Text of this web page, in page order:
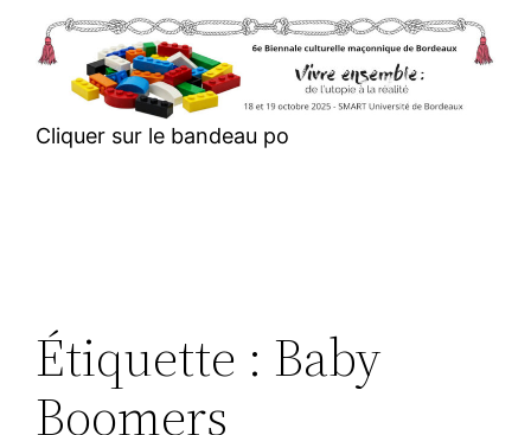
Aller
contenu
Cliquer sur le bandeau po
Étiquette : Baby
Boomers